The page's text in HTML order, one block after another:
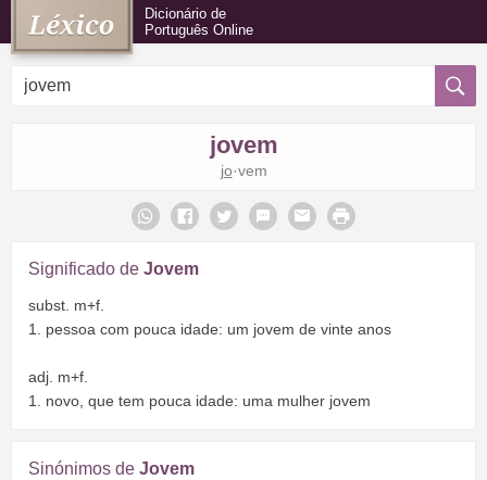
Dicionário de
Português Online
jovem
jo·vem
Significado de Jovem
subst. m+f.
1. pessoa com pouca idade: um jovem de vinte anos
adj. m+f.
1. novo, que tem pouca idade: uma mulher jovem
Sinónimos de Jovem